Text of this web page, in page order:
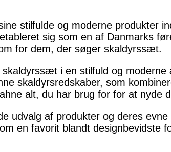
stilfulde og moderne produkter
sig som en af Danmarks
for dem, der søger skaldyrssæt.
i en stilfuld og
skaldyrsredskaber, som
alt, du har brug for for at nyde
udvalg af produkter og deres
en favorit blandt designbevidste